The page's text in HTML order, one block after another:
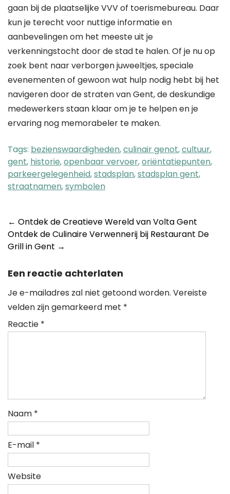
gaan bij de plaatselijke VVV of toerismebureau. Daar
kun je terecht voor nuttige informatie en
aanbevelingen om het meeste uit je
verkenningstocht door de stad te halen. Of je nu op
zoek bent naar verborgen juweeltjes, speciale
evenementen of gewoon wat hulp nodig hebt bij het
navigeren door de straten van Gent, de deskundige
medewerkers staan klaar om je te helpen en je
ervaring nog memorabeler te maken.
Tags: bezienswaardigheden,culinair genot,cultuur,
gent, historie,openbaar vervoer,oriëntatiepunten,
parkeergelegenheid,stadsplan,stadsplan gent,
straatnamen,symbolen
Post
navigation
← Ontdek de Creatieve Wereld van Volta Gent
Ontdek de Culinaire Verwennerij bij Restaurant De
Grill in Gent →
Een reactie achterlaten
Je e-mailadres zal niet getoond worden. Vereiste
velden zijn gemarkeerd met *
Reactie *
Naam *
E-mail *
Website